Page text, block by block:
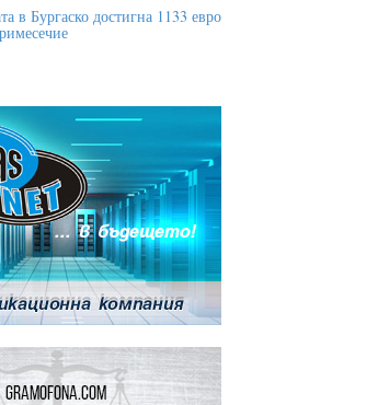
в Бургаско достигна 1133 евро